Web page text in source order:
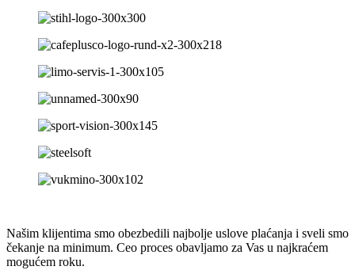
Našim klijentima smo obezbedili najbolje uslove plaćanja i sveli smo
čekanje na minimum. Ceo proces obavljamo za Vas u najkraćem
mogućem roku.